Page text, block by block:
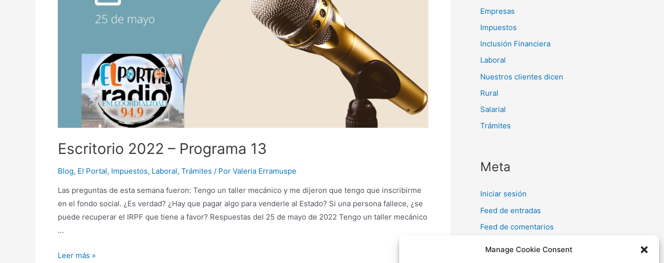
Manage Cookie Consent
Escritorio 2022 – Programa 13
Blog, El Portal, Impuestos, Laboral, Trámites / Por Valeria Erramuspe
Las preguntas de esta semana fueron: Tengo un taller mecánico y me dijeron que tengo que inscribirme
en el fondo social. ¿Es verdad? ¿Hay que pagar algo para venderle al Estado? Si una persona fallece, ¿se
puede recuperar el IRPF que tiene a favor? Respuestas del 25 de mayo de 2022 Tengo un taller mecánico
…
Escritorio
Leer más »
Empresas
Impuestos
Inclusión Financiera
Laboral
Nuestros clientes dicen
Rural
Salarial
Trámites
Meta
Iniciar sesión
Feed de entradas
Feed de comentarios